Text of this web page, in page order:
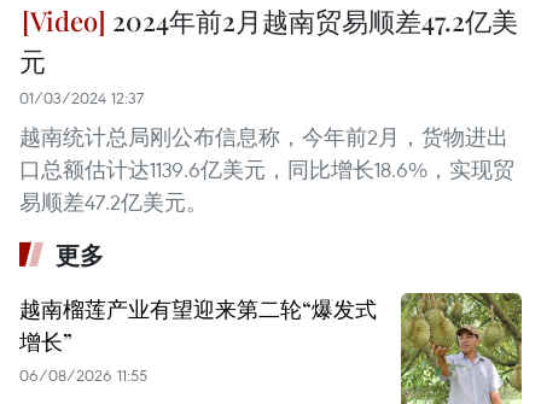
2024年前2月越南贸易顺差47.2亿美
元
01/03/2024 12:37
越南统计总局刚公布信息称，今年前2月，货物进出
口总额估计达1139.6亿美元，同比增长18.6%，实现贸
易顺差47.2亿美元。
更多
越南榴莲产业有望迎来第二轮“爆发式
增长”
06/08/2026 11:55